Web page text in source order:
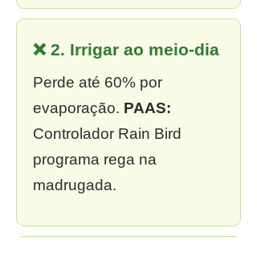
❌ 2. Irrigar ao meio-dia
Perde até 60% por
evaporação. PAAS:
Controlador Rain Bird
programa rega na
madrugada.